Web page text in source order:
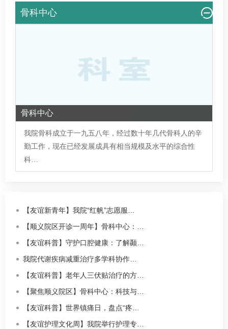
骨科中心
骨科中心
我院骨科成立于一九五八年，经过数十年几代骨科人的辛
勤工作，现在已经发展成具有相当规模及水平的综合性
科…
【友谊新青年】我院“红帆”志愿服…
【顺义院区开诊一周年】骨科中心：…
【友谊科普】守护口腔健康：了解颞…
我院代谢疾病减重治疗多学科协作…
【友谊科普】老年人三伏贴治疗的方…
【聚焦顺义院区】骨科中心：科技与…
【友谊科普】世界镇痛日，盘点“疼…
【友谊护理文化周】我院举行护理专…